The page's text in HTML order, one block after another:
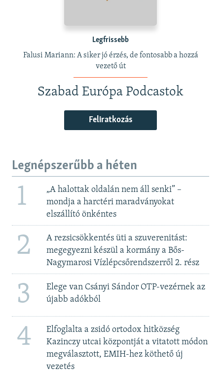
Legfrissebb
Falusi Mariann: A siker jó érzés, de fontosabb a hozzá
vezető út
Szabad Európa Podcastok
Feliratkozás
Legnépszerűbb a héten
1
„A halottak oldalán nem áll senki” –
mondja a harctéri maradványokat
elszállító önkéntes
2
A rezsicsökkentés üti a szuverenitást:
megegyezni készül a kormány a Bős-
Nagymarosi Vízlépcsőrendszerről 2. rész
3
Elege van Csányi Sándor OTP-vezérnek az
újabb adókból
4
Elfoglalta a zsidó ortodox hitközség
Kazinczy utcai központját a vitatott módon
megválasztott, EMIH-hez köthető új
vezetés